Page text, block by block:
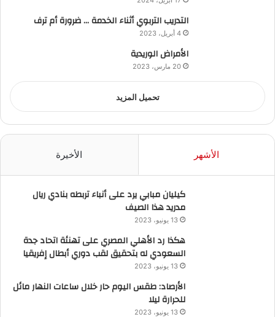
التدريب التربوي أثناء الخدمة … ضرورة أم ترف
4 أبريل، 2023
الأمراض الوريدية
20 مارس، 2023
تحميل المزيد
الأشهر الأخيرة
كيليان مبابي يرد على أنباء تربطه بنادي ريال
مدريد هذا الصيف
13 يونيو، 2023
هكذا رد الأهلي المصري على تهنئة اتحاد جدة
السعودي له بتحقيق لقب دوري أبطال إفريقيا
13 يونيو، 2023
الأرصاد: طقس اليوم حار خلال ساعات النهار مائل
للحرارة ليلا
13 يونيو، 2023